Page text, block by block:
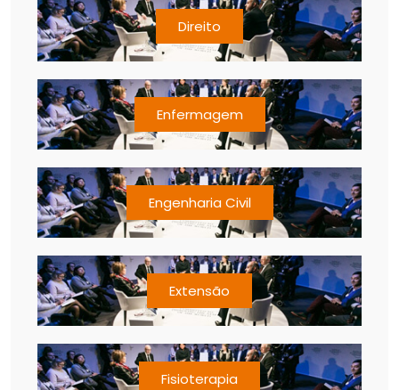
Direito
Enfermagem
Engenharia Civil
Extensão
Fisioterapia